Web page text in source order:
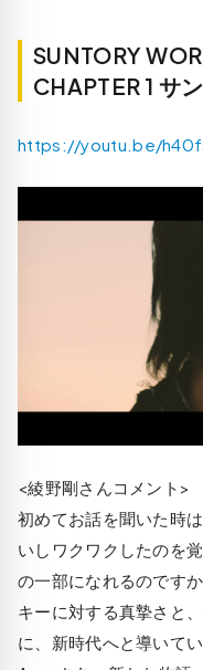
SUNTORY
CHAPTER 1 サ
https://youtu.be/
<綾野剛さんコメント>
初めてお話を聞いた時
いしワクワクしたのを
の一部になれるのです
キーに対する真摯さと
に、新時代へと導いて